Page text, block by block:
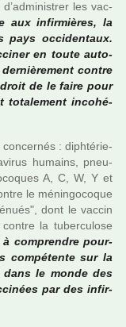
les vac­
aux infir­miè­res, la
pays occi­den­taux.
en toute auto­
contre
de le faire pour
tota­le­ment inco­hé­
: diph­té­rie-
humains, pneu­
A, C, W, Y et
le ménin­go­co­que
dont le vaccin
la tuber­cu­lose
com­pren­dre pour­
com­pé­tente sur la
le monde des
par des infir­